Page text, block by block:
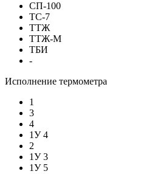
СП-100
ТС-7
ТТЖ
ТТЖ-М
ТБИ
-
Исполнение термометра
1
3
4
1У 4
2
1У 3
1У 5